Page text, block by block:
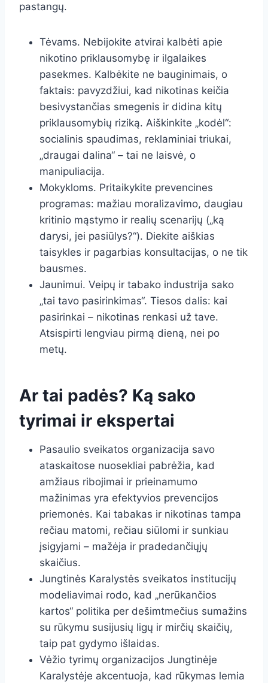
pastangų.
Tėvams. Nebijokite atvirai kalbėti apie
nikotino priklausomybę ir ilgalaikes
pasekmes. Kalbėkite ne bauginimais, o
faktais: pavyzdžiui, kad nikotinas keičia
besivystančias smegenis ir didina kitų
priklausomybių riziką. Aiškinkite „kodėl“:
socialinis spaudimas, reklaminiai triukai,
„draugai dalina“ – tai ne laisvė, o
manipuliacija.
Mokykloms. Pritaikykite prevencines
programas: mažiau moralizavimo, daugiau
kritinio mąstymo ir realių scenarijų („ką
darysi, jei pasiūlys?“). Diekite aiškias
taisykles ir pagarbias konsultacijas, o ne tik
bausmes.
Jaunimui. Veipų ir tabako industrija sako
„tai tavo pasirinkimas“. Tiesos dalis: kai
pasirinkai – nikotinas renkasi už tave.
Atsispirti lengviau pirmą dieną, nei po
metų.
Ar tai padės? Ką sako
tyrimai ir ekspertai
Pasaulio sveikatos organizacija savo
ataskaitose nuosekliai pabrėžia, kad
amžiaus ribojimai ir prieinamumo
mažinimas yra efektyvios prevencijos
priemonės. Kai tabakas ir nikotinas tampa
rečiau matomi, rečiau siūlomi ir sunkiau
įsigyjami – mažėja ir pradedančiųjų
skaičius.
Jungtinės Karalystės sveikatos institucijų
modeliavimai rodo, kad „nerūkančios
kartos“ politika per dešimtmečius sumažins
su rūkymu susijusių ligų ir mirčių skaičių,
taip pat gydymo išlaidas.
Vėžio tyrimų organizacijos Jungtinėje
Karalystėje akcentuoja, kad rūkymas lemia